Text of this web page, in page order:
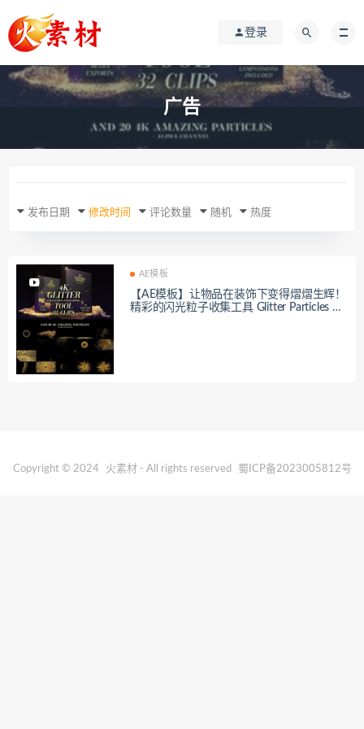
登录
广告
发布日期 修改时间 评论数量 随机 热度
AE模板
【AE模板】让物品在装饰下变得熠熠生辉！
精彩的闪光粒子收集工具 Glitter Particles Co
Copyright © 2024 火素材- All rights reserved 蜀ICP备2023005812号